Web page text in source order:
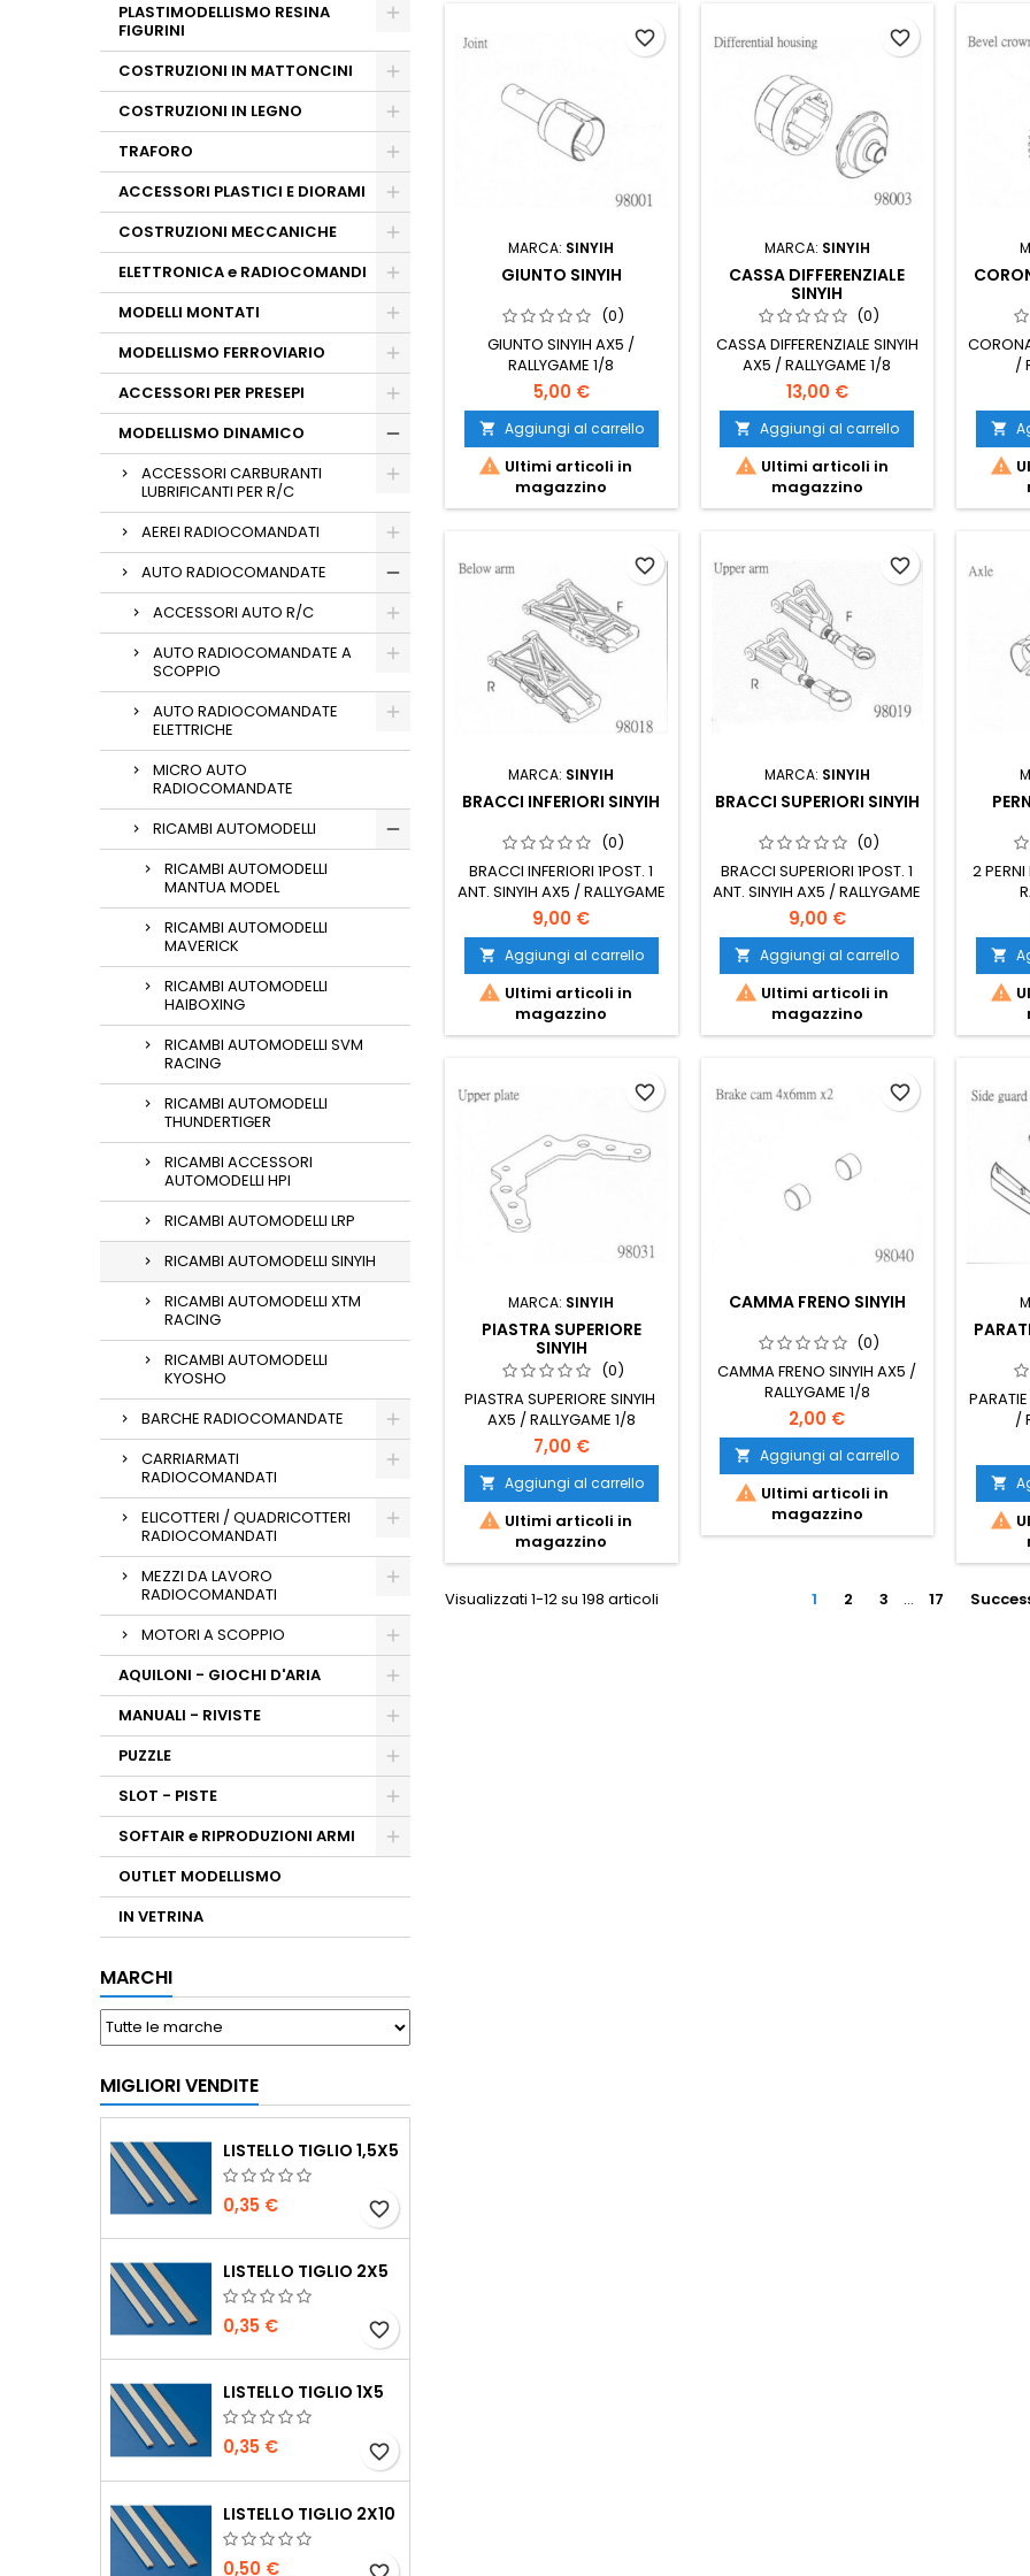
PLASTIMODELLISMO RESINA
FIGURINI
COSTRUZIONI IN MATTONCINI
COSTRUZIONI IN LEGNO
TRAFORO
ACCESSORI PLASTICI E DIORAMI
COSTRUZIONI MECCANICHE
ELETTRONICA e RADIOCOMANDI
MODELLI MONTATI
MODELLISMO FERROVIARIO
ACCESSORI PER PRESEPI
MODELLISMO DINAMICO
ACCESSORI CARBURANTI
LUBRIFICANTI PER R/C
AEREI RADIOCOMANDATI
AUTO RADIOCOMANDATE
ACCESSORI AUTO R/C
AUTO RADIOCOMANDATE A
SCOPPIO
AUTO RADIOCOMANDATE
ELETTRICHE
MICRO AUTO
RADIOCOMANDATE
RICAMBI AUTOMODELLI
RICAMBI AUTOMODELLI
MANTUA MODEL
RICAMBI AUTOMODELLI
MAVERICK
RICAMBI AUTOMODELLI
HAIBOXING
RICAMBI AUTOMODELLI SVM
RACING
RICAMBI AUTOMODELLI
THUNDERTIGER
RICAMBI ACCESSORI
AUTOMODELLI HPI
RICAMBI AUTOMODELLI LRP
RICAMBI AUTOMODELLI SINYIH
RICAMBI AUTOMODELLI XTM
RACING
RICAMBI AUTOMODELLI
KYOSHO
BARCHE RADIOCOMANDATE
CARRIARMATI
RADIOCOMANDATI
ELICOTTERI / QUADRICOTTERI
RADIOCOMANDATI
MEZZI DA LAVORO
RADIOCOMANDATI
MOTORI A SCOPPIO
AQUILONI - GIOCHI D'ARIA
MANUALI - RIVISTE
PUZZLE
SLOT - PISTE
SOFTAIR e RIPRODUZIONI ARMI
OUTLET MODELLISMO
IN VETRINA
MARCHI
MIGLIORI VENDITE
LISTELLO TIGLIO 1,5X5
0,35 € favorite_border
LISTELLO TIGLIO 2X5
0,35 € favorite_border
LISTELLO TIGLIO 1X5
0,35 € favorite_border
LISTELLO TIGLIO 2X10
0,50 €
MARCA: SINYIH
GIUNTO SINYIH
(0)
GIUNTO SINYIH AX5 /
RALLYGAME 1/8
5,00 €
 Aggiungi al carrello
 Ultimi articoli in
magazzino
favorite_border
MARCA: SINYIH
CASSA DIFFERENZIALE
SINYIH
(0)
CASSA DIFFERENZIALE SINYIH
AX5 / RALLYGAME 1/8
13,00 €
 Aggiungi al carrello
 Ultimi articoli in
magazzino
favorite_border
/


MARCA: SINYIH
BRACCI INFERIORI SINYIH
(0)
BRACCI INFERIORI 1POST. 1
ANT. SINYIH AX5 / RALLYGAME
1/8
9,00 €
 Aggiungi al carrello
 Ultimi articoli in
magazzino
favorite_border
MARCA: SINYIH
BRACCI SUPERIORI SINYIH
(0)
BRACCI SUPERIORI 1POST. 1
ANT. SINYIH AX5 / RALLYGAME
1/8
9,00 €
 Aggiungi al carrello
 Ultimi articoli in
magazzino
favorite_border
2


MARCA: SINYIH
PIASTRA SUPERIORE
SINYIH
(0)
PIASTRA SUPERIORE SINYIH
AX5 / RALLYGAME 1/8
7,00 €
 Aggiungi al carrello
 Ultimi articoli in
magazzino
favorite_border
CAMMA FRENO SINYIH
(0)
CAMMA FRENO SINYIH AX5 /
RALLYGAME 1/8
2,00 €
 Aggiungi al carrello
 Ultimi articoli in
magazzino
favorite_border
/


Visualizzati 1-12 su 198 articoli 1 2 3 … 17